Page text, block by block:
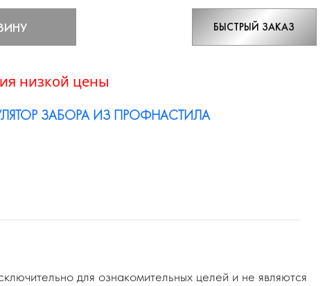
БЫСТРЫЙ ЗАКАЗ
низкой цены
ЗАБОРА ИЗ ПРОФНАСТИЛА
для ознакомительных целей и не являются